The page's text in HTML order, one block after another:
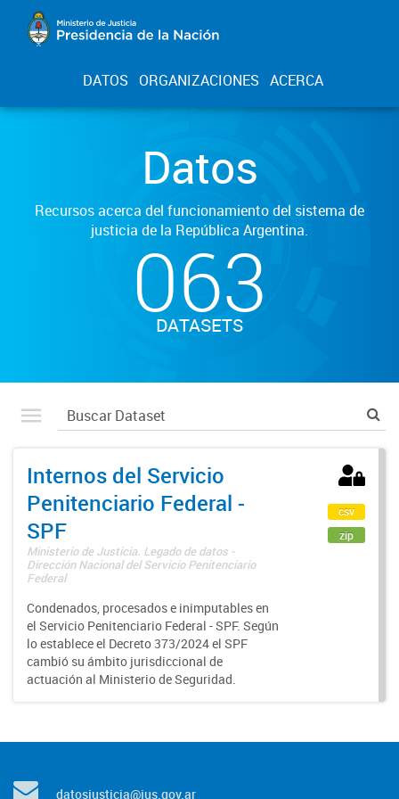
DATOS ORGANIZACIONES ACERCA
Datos
Recursos acerca del funcionamiento del sistema de
justicia de la República Argentina.
063
DATASETS
Internos del Servicio
Penitenciario Federal -
SPF
Ministerio de Justicia. Legado de datos -
Dirección Nacional del Servicio Penitenciario
Federal
Condenados, procesados e inimputables en
el Servicio Penitenciario Federal - SPF. Según
lo establece el Decreto 373/2024 el SPF
cambió su ámbito jurisdiccional de
actuación al Ministerio de Seguridad.
csv
zip
datosjusticia@jus.gov.ar